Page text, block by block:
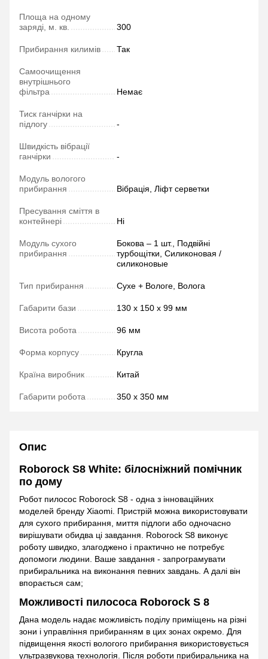
Площа на одному
заряді, м. кв.
300
Прибирання килимів Так
Самоочищення
внутрішнього
фільтра
Немає
Тиск ганчірки на
підлогу
-
Швидкість вібрації
ганчірки
-
Модуль вологого
прибирання
Вібрація, Ліфт серветки
Пресування сміття в
контейнері
Ні
Модуль сухого
прибирання
Бокова – 1 шт., Подвійні
турбощітки, Силиконовая /
силиконовые
Тип прибирання Сухе + Вологе, Волога
Габарити бази 130 х 150 х 99 мм
Висота робота 96 мм
Форма корпусу Кругла
Країна виробник Китай
Габарити робота 350 х 350 мм
Опис
Roborock S8 White: білосніжний помічник
по дому
Робот пилосос Roborock S8 - одна з інноваційних
моделей бренду Xiaomi. Пристрій можна використовувати
для сухого прибирання, миття підлоги або одночасно
вирішувати обидва ці завдання. Roborock S8 виконує
роботу швидко, злагоджено і практично не потребує
допомоги людини. Ваше завдання - запрограмувати
прибиральника на виконання певних завдань. А далі він
впорається сам;
Можливості пилососа Roborock S 8
Дана модель надає можливість поділу приміщень на різні
зони і управління прибиранням в цих зонах окремо. Для
підвищення якості вологого прибирання використовується
ультразвукова технологія. Після роботи прибиральника на